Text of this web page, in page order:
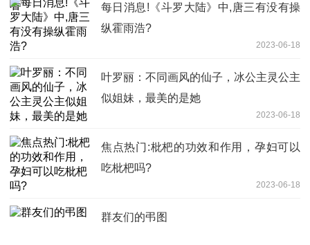
每日消息!《斗罗大陆》中,唐三有没有操
纵霍雨浩?
2023-06-18
叶罗丽：不同画风的仙子，冰公主灵公主
似姐妹，最美的是她
2023-06-18
焦点热门:枇杷的功效和作用，孕妇可以
吃枇杷吗?
2023-06-18
群友们的弔图